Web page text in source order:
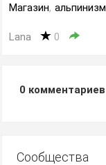
Магазин, альпинизм
Lana 0
0 комментариев
Сообщества